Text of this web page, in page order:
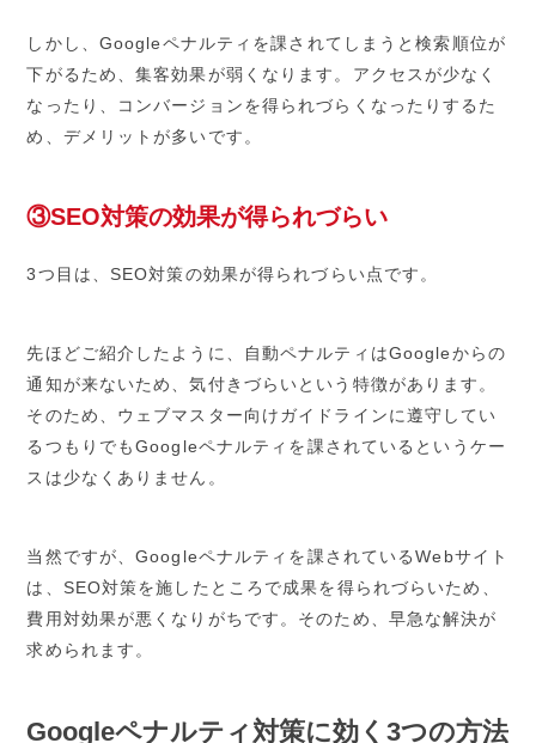
しかし、Googleペナルティを課されてしまうと検索順位が
下がるため、集客効果が弱くなります。アクセスが少なく
なったり、コンバージョンを得られづらくなったりするた
め、デメリットが多いです。
③SEO対策の効果が得られづらい
3つ目は、SEO対策の効果が得られづらい点です。
先ほどご紹介したように、自動ペナルティはGoogleからの
通知が来ないため、気付きづらいという特徴があります。
そのため、ウェブマスター向けガイドラインに遵守してい
るつもりでもGoogleペナルティを課されているというケー
スは少なくありません。
当然ですが、Googleペナルティを課されているWebサイト
は、SEO対策を施したところで成果を得られづらいため、
費用対効果が悪くなりがちです。そのため、早急な解決が
求められます。
Googleペナルティ対策に効く3つの方法